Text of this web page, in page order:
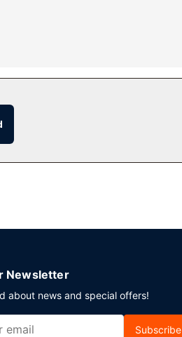
met een
dineren.
Newsletter
about news and special offers!
Subscribe